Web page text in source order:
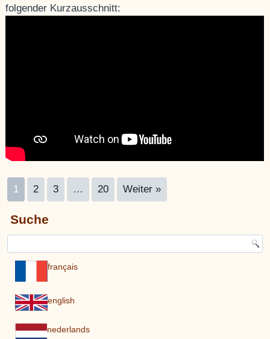
folgender Kurzausschnitt:
1 2 3 … 20 Weiter »
Suche
français
english
nederlands